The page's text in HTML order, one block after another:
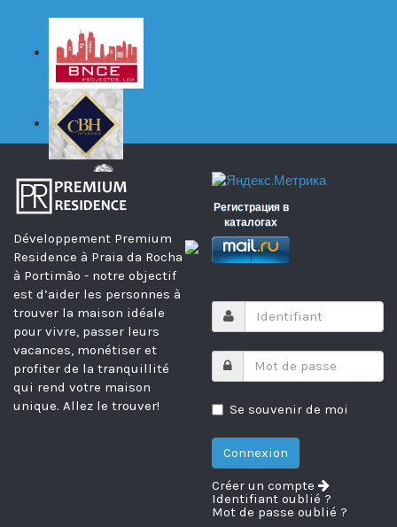
Développement Premium
Residence à Praia da Rocha
à Portimão - notre objectif
est d’aider les personnes à
trouver la maison idéale
pour vivre, passer leurs
vacances, monétiser et
profiter de la tranquillité
qui rend votre maison
unique. Allez le trouver!
Регистрация в
каталогах
Se souvenir de moi
Créer un compte
Identifiant oublié ?
Mot de passe oublié ?